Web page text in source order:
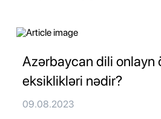
Azərbaycan dili onlayn
eksiklikləri nədir?
09.08.2023